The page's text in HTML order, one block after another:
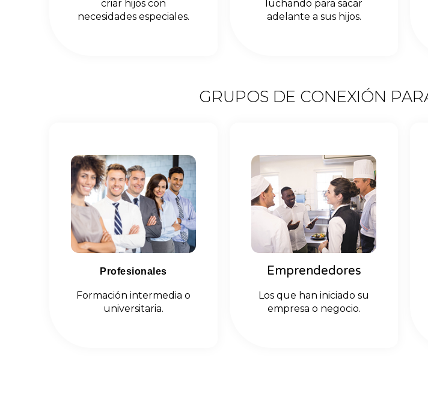
criar hijos con
necesidades especiales.
luchando para sacar
adelante a sus hijos.
GRUPOS DE CONEXIÓN
Profesionales
Formación intermedia o
universitaria.
Emprendedores
Los que han iniciado su
empresa o negocio.